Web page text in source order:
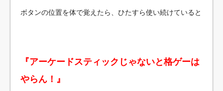
ボタンの位置を体で覚えたら、ひたすら使い続けていると
『アーケードスティックじゃないと格ゲーは
やらん！』